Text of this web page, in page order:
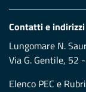
Contatti e indirizzi
Lungomare N.
Via G. Gentile, 52
Elenco PEC e